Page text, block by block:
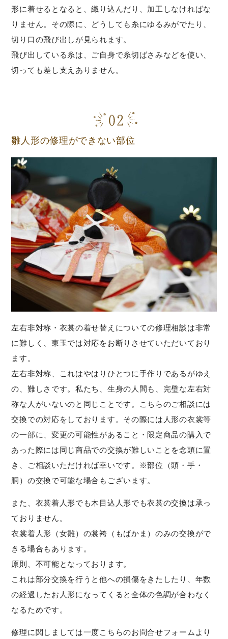
形に着せるとなると、織り込んだり、加工しなければな
りません。その際に、どうしても糸にゆるみがでたり、
切り口の飛び出しが見られます。
飛び出している糸は、ご自身で糸切ばさみなどを使い、
切っても差し支えありません。
雛人形の修理ができない部位
左右非対称・衣裳の着せ替えについての修理相談は非常
に難しく、東玉では対応をお断りさせていただいており
ます。
左右非対称、これはやはりひとつに手作りであるがゆえ
の、難しさです。私たち、生身の人間も、完璧な左右対
称な人がいないのと同じことです。こちらのご相談には
交換での対応をしております。その際には人形の衣裳等
の一部に、変更の可能性があること・限定商品の購入で
あった際には同じ商品での交換が難しいことを念頭に置
き、ご相談いただければ幸いです。※部位（頭・手・
胴）の交換で可能な場合もございます。
また、衣裳着人形でも木目込人形でも衣裳の交換は承っ
ておりません。
衣裳着人形（女雛）の裳袴（もばかま）のみの交換がで
きる場合もあります。
原則、不可能となっております。
これは部分交換を行うと他への損傷をきたしたり、年数
の経過したお人形になってくると全体の色調が合わなく
なるためです。
修理に関しましては一度こちらのお問合せフォームより